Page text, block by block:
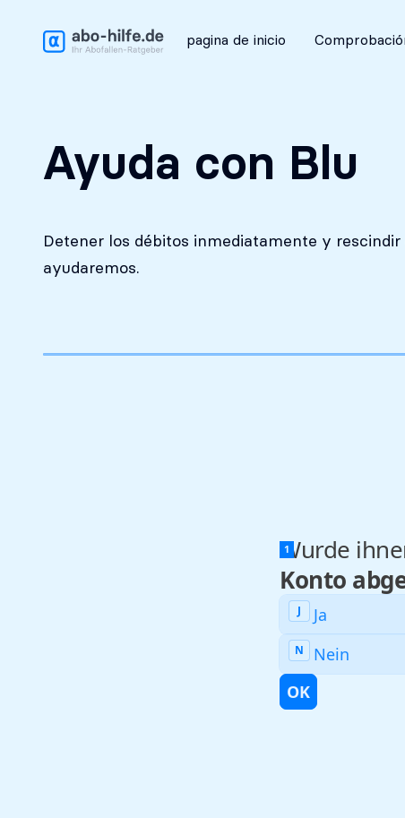
pagina de inicio
Ayuda con Blu
Detener los débitos inmediatamente y rescindir
ayudaremos.